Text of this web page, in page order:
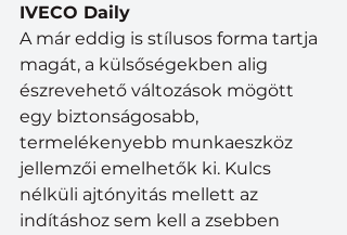
IVECO Daily
A már eddig is stílusos forma tartja
magát, a külsőségekben alig
észrevehető változások mögött
egy biztonságosabb,
termelékenyebb munkaeszköz
jellemzői emelhetők ki. Kulcs
nélküli ajtónyitás mellett az
indításhoz sem kell a zsebben